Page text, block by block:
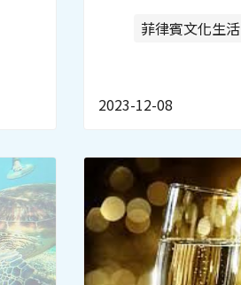
菲律賓文化生活
2023-12-08